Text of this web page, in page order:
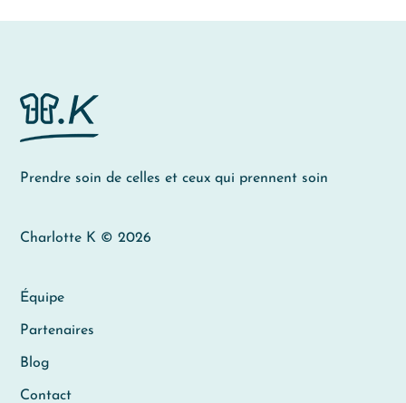
Prendre soin de celles et ceux qui prennent soin
Charlotte K © 2026
Équipe
Partenaires
Blog
Contact